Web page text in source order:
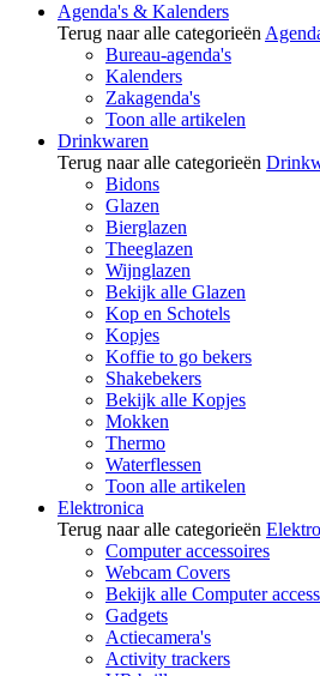
Agenda's & Kalenders
Terug naar alle categorieën
Bureau-agenda's
Kalenders
Zakagenda's
Toon alle artikelen
Drinkwaren
Terug naar alle categorieën
Bidons
Glazen
Bierglazen
Theeglazen
Wijnglazen
Bekijk alle Glazen
Kop en Schotels
Kopjes
Koffie to go bekers
Shakebekers
Bekijk alle Kopjes
Mokken
Thermo
Waterflessen
Toon alle artikelen
Elektronica
Terug naar alle categorieën
Computer accessoires
Webcam Covers
Bekijk alle Computer
Gadgets
Actiecamera's
Activity trackers